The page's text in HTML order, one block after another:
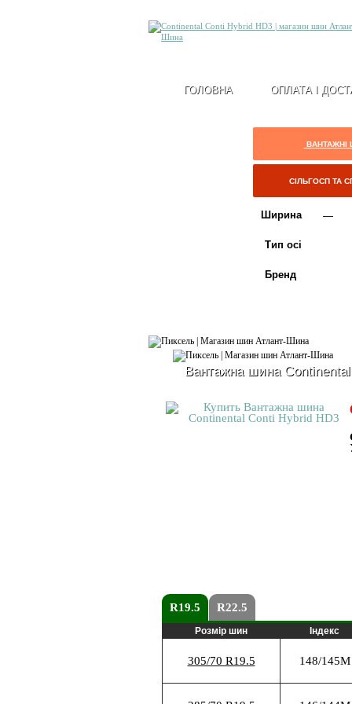
ГОЛОВНА ОПЛАТА І
ВАНТАЖНІ
СІЛЬГОСП ТА
Ширина
Тип осі
Бренд
Вантажна шина
R19.5 R22.5
Розмір шин Індекс
305/70 R19.5 148/145M